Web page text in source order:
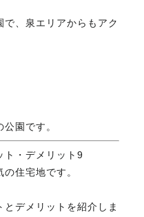
、泉エリアからもアク
園です。
ト・デメリット9
住宅地です。
デメリットを紹介しま